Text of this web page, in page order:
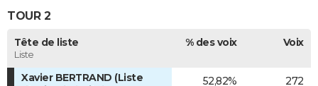
TOUR 2
Tête de liste
Liste
% des voix Voix
Xavier BERTRAND (Liste
52,82% 272